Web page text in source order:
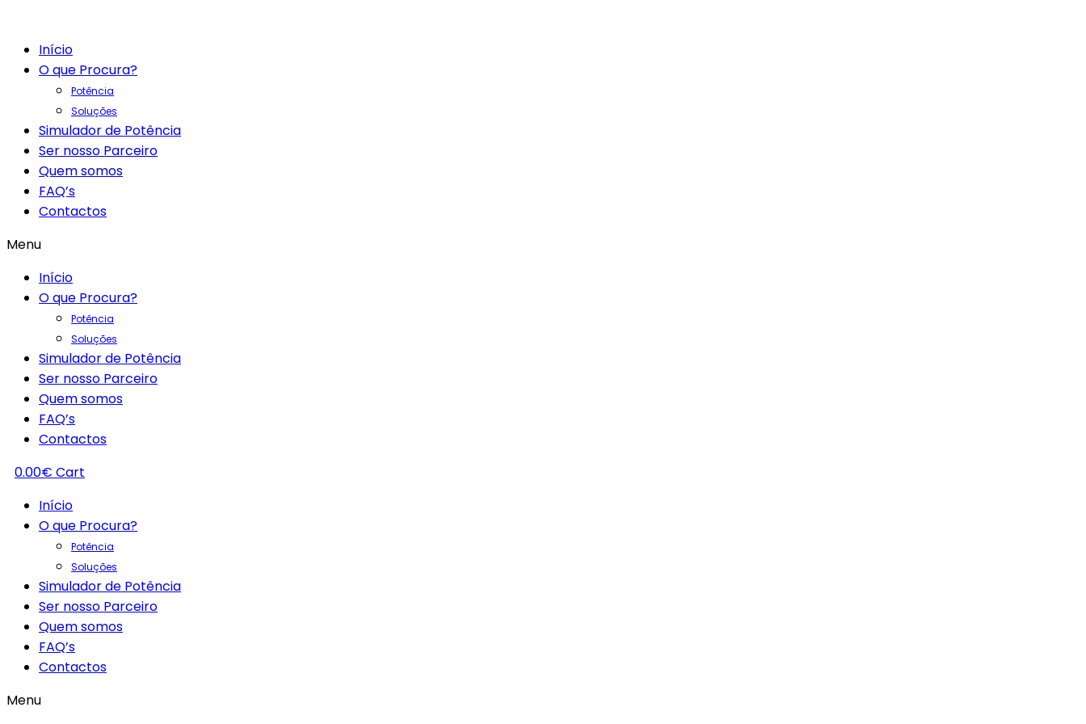
Início
O que Procura?
Potência
Soluções
Simulador de Potência
Ser nosso Parceiro
Quem somos
FAQ’s
Contactos
Menu
Início
O que Procura?
Potência
Soluções
Simulador de Potência
Ser nosso Parceiro
Quem somos
FAQ’s
Contactos
0.00€ Cart
Início
O que Procura?
Potência
Soluções
Simulador de Potência
Ser nosso Parceiro
Quem somos
FAQ’s
Contactos
Menu